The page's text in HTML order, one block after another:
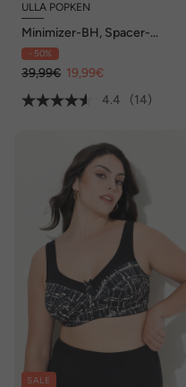
ULLA POPKEN
Minimizer-BH, Spacer-
Schalen, ohne Bügel, Cup C-
E- 50%
39,99€ 19,99€
4.4
(14)
SALE